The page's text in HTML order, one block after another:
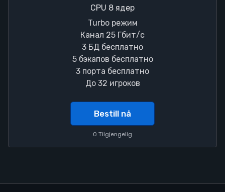
CPU 8 ядер
Turbo режим
Канал 25 Гбит/с
3 БД бесплатно
5 бэкапов бесплатно
3 порта бесплатно
До 32 игроков
Bestill nå
0 Tilgjengelig